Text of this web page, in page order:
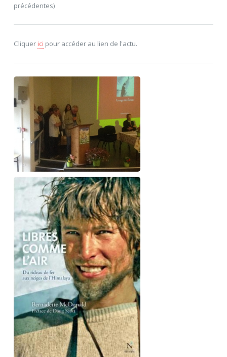
précédentes)
Cliquerici pour accéder au lien de l'actu.